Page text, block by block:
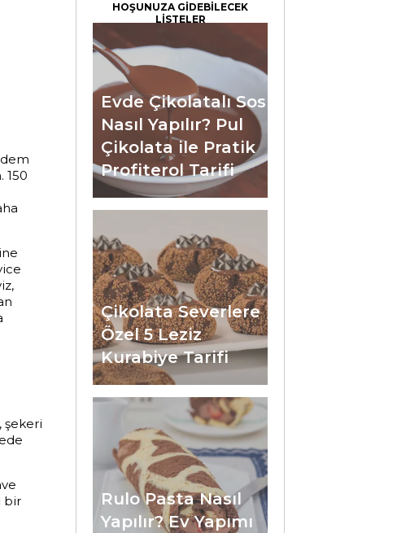
150
şekeri
bir
HOŞUNUZA GİDEBİLECEK
LİSTELER
Evde Çikolatalı Sos
Nasıl Yapılır? Pul
Çikolata ile Pratik
Profiterol Tarifi
Çikolata Severlere
Özel 5 Leziz
Kurabiye Tarifi
Rulo Pasta Nasıl
Yapılır? Ev Yapımı